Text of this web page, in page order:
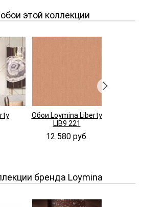
этой коллекции
Обои Loymina Liberty
LIB9 221
12 580 руб.
бренда Loymina